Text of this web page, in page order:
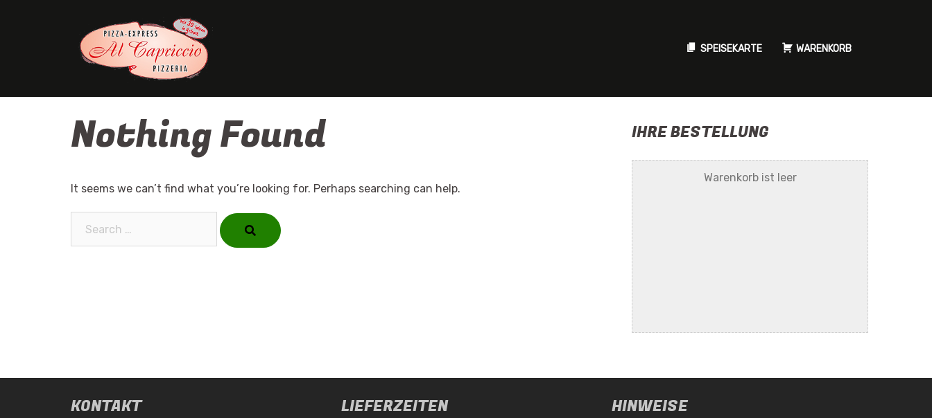
SPEISEKARTE WARENKORB
Nothing Found
It seems we can’t find what you’re looking for. Perhaps searching can help.
IHRE BESTELLUNG
Warenkorb ist leer
KONTAKT LIEFERZEITEN HINWEISE